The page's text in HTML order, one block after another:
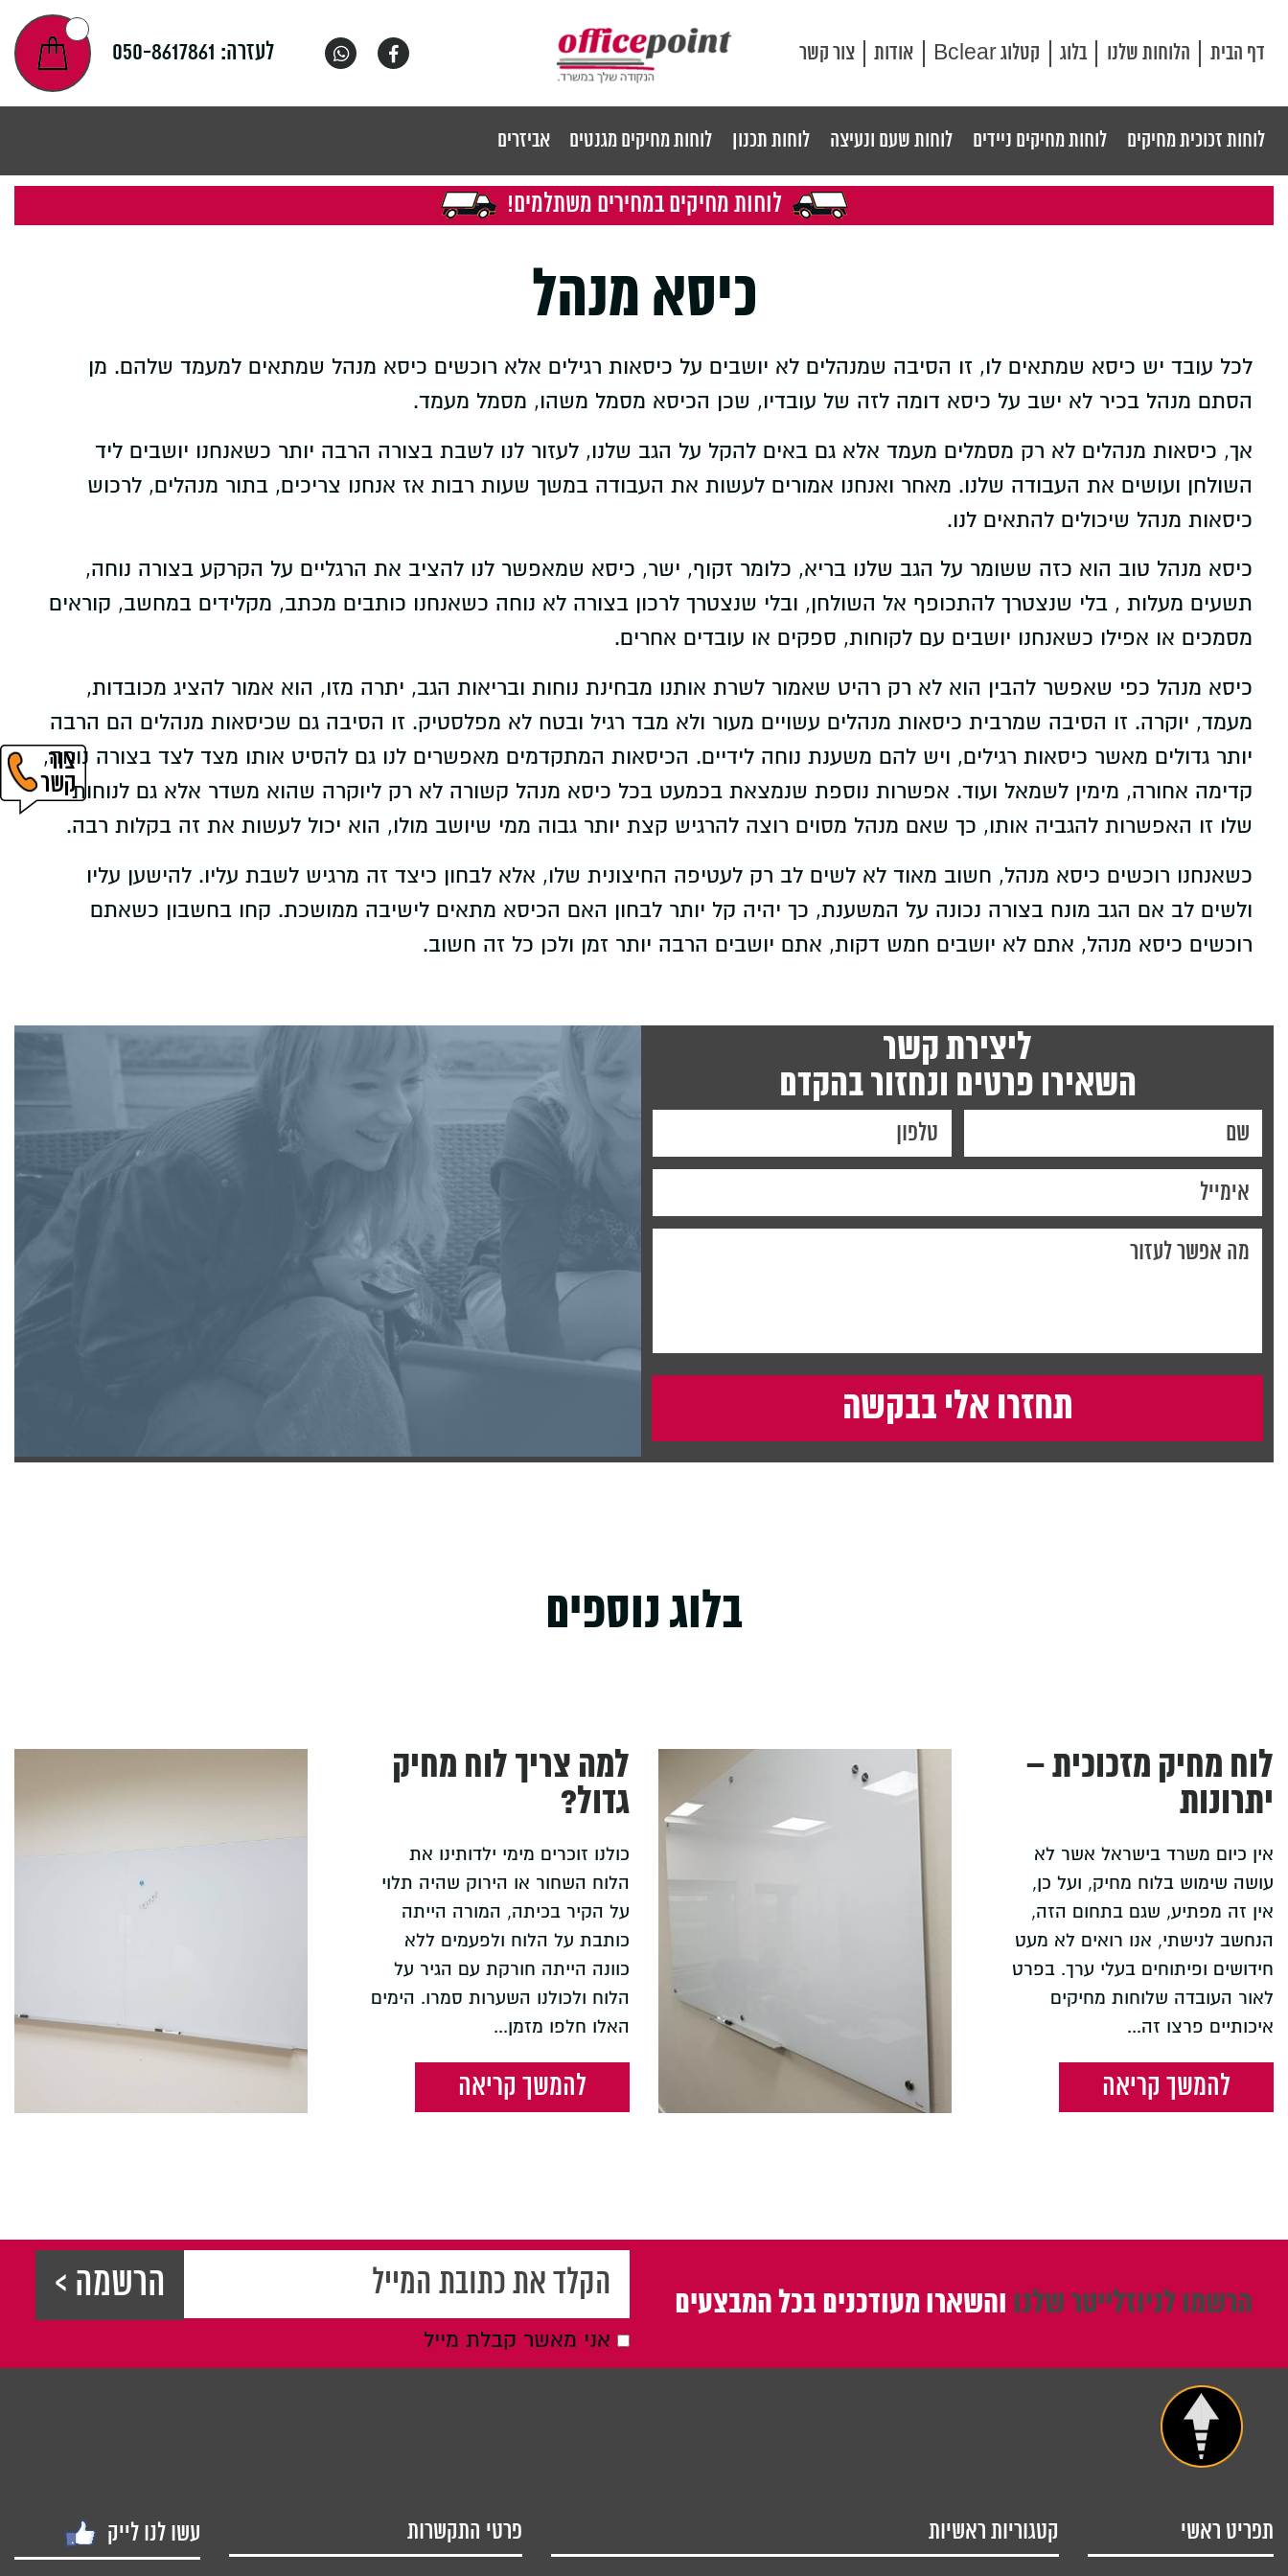
דף הבית הלוחות שלנו בלוג קטלוג Bclear אודות צור קשר לעזרה: 050-8617861
לוחות זכוכית מחיקים לוחות מחיקים ניידים לוחות שעם ונעיצה לוחות תכנון לוחות מחיקים מגנטים אביזרים
לוחות מחיקים במחירים משתלמים!
כיסא מנהל
לכל עובד יש כיסא שמתאים לו, זו הסיבה שמנהלים לא יושבים על כיסאות רגילים אלא רוכשים כיסא מנהל שמתאים למעמד שלהם. מן
הסתם מנהל בכיר לא ישב על כיסא דומה לזה של עובדיו, שכן הכיסא מסמל משהו, מסמל מעמד.
אך, כיסאות מנהלים לא רק מסמלים מעמד אלא גם באים להקל על הגב שלנו, לעזור לנו לשבת בצורה הרבה יותר כשאנחנו יושבים ליד
השולחן ועושים את העבודה שלנו. מאחר ואנחנו אמורים לעשות את העבודה במשך שעות רבות אז אנחנו צריכים, בתור מנהלים, לרכוש
כיסאות מנהל שיכולים להתאים לנו.
כיסא מנהל טוב הוא כזה ששומר על הגב שלנו בריא, כלומר זקוף, ישר, כיסא שמאפשר לנו להציב את הרגליים על הקרקע בצורה נוחה,
תשעים מעלות , בלי שנצטרך להתכופף אל השולחן, ובלי שנצטרך לרכון בצורה לא נוחה כשאנחנו כותבים מכתב, מקלידים במחשב, קוראים
מסמכים או אפילו כשאנחנו יושבים עם לקוחות, ספקים או עובדים אחרים.
כיסא מנהל כפי שאפשר להבין הוא לא רק רהיט שאמור לשרת אותנו מבחינת נוחות ובריאות הגב, יתרה מזו, הוא אמור להציג מכובדות,
מעמד, יוקרה. זו הסיבה שמרבית כיסאות מנהלים עשויים מעור ולא מבד רגיל ובטח לא מפלסטיק. זו הסיבה גם שכיסאות מנהלים הם הרבה
יותר גדולים מאשר כיסאות רגילים, ויש להם משענת נוחה לידיים. הכיסאות המתקדמים מאפשרים לנו גם להסיט אותו מצד לצד בצורה נוחה,
קדימה אחורה, מימין לשמאל ועוד. אפשרות נוספת שנמצאת בכמעט בכל כיסא מנהל קשורה לא רק ליוקרה שהוא משדר אלא גם לנוחות
שלו זו האפשרות להגביה אותו, כך שאם מנהל מסוים רוצה להרגיש קצת יותר גבוה ממי שיושב מולו, הוא יכול לעשות את זה בקלות רבה.
כשאנחנו רוכשים כיסא מנהל, חשוב מאוד לא לשים לב רק לעטיפה החיצונית שלו, אלא לבחון כיצד זה מרגיש לשבת עליו. להישען עליו
ולשים לב אם הגב מונח בצורה נכונה על המשענת, כך יהיה קל יותר לבחון האם הכיסא מתאים לישיבה ממושכת. קחו בחשבון כשאתם
רוכשים כיסא מנהל, אתם לא יושבים חמש דקות, אתם יושבים הרבה יותר זמן ולכן כל זה חשוב.
ליצירת קשר
השאירו פרטים ונחזור בהקדם
בלוג נוספים
לוח מחיק מזכוכית –
יתרונות
אין כיום משרד בישראל אשר לא
עושה שימוש בלוח מחיק, ועל כן,
אין זה מפתיע, שגם בתחום הזה,
הנחשב לנישתי, אנו רואים לא מעט
חידושים ופיתוחים בעלי ערך. בפרט
לאור העובדה שלוחות מחיקים
איכותיים פרצו זה...
להמשך קריאה
למה צריך לוח מחיק
גדול?
כולנו זוכרים מימי ילדותינו את
הלוח השחור או הירוק שהיה תלוי
על הקיר בכיתה, המורה הייתה
כותבת על הלוח ולפעמים ללא
כוונה הייתה חורקת עם הגיר על
הלוח ולכולנו השערות סמרו. הימים
האלו חלפו מזמן...
להמשך קריאה
הרשמו לניוזלייטר שלנו והשארו מעודכנים בכל המבצעים
אני מאשר קבלת מייל
תפריט ראשי קטגוריות ראשיות פרטי התקשרות עשו לנו לייק